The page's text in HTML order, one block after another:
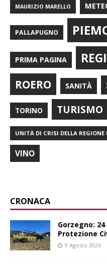
MAURIZIO MARELLO
PALLAPUGNO
PRIMA PAGINA
ROERO SANITÀ
TORINO TURISMO
UNITÀ DI CRISI DELLA REGIONE
VINO
CRONACA
Gorzegno:
Protezione
9 Agosto 2026